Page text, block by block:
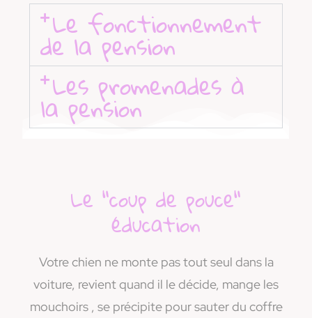
Le fonctionnement
de la pension
Les promenades à
la pension
Le "coup de pouce"
éducation
Votre chien ne monte pas tout seul dans la
voiture, revient quand il le décide, mange les
mouchoirs , se précipite pour sauter du coffre